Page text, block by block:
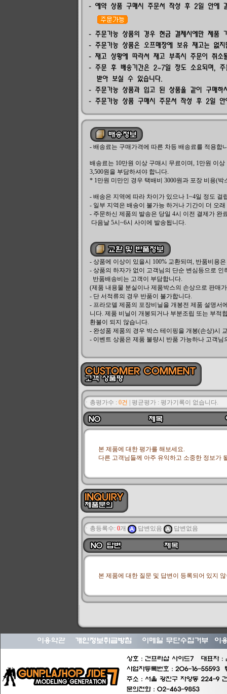
- 배송료는 구매가격에 따른 차등 배송료를 적용합
배송료는 10만원 이상 구매시 무료이며, 1만원 이
3,500원을 부담하셔야 합니다.
* 1만원 미만인 경우 택배비 3000원과 포장 비용(
- 배송은 지역에 따라 차이가 있으나 1~4일 정도 걸
- 일부 지역은 배송이 불가능 하거나 기간이 더 오
- 주문하신 제품의 발송은 당일 4시 이전 결제가
다음날 5시~6시 사이에 발송됩니다.
- 상품에 이상이 있을시 100% 교환되며, 반품비용
- 상품의 하자가 없이 고객님의 단순 변심등으로
반품배송비는 고객이 부담합니다.
(제품 내용물 분실이나 제품박스의 손상으로 판매
- 단 서적류의 경우 반품이 불가합니다.
- 프라모델 제품의 포장비닐을 개봉전 제품 설명서
니다. 제품 비닐이 개봉되거나 부분조립 또는 부적
환불이 되지 않습니다.
- 완성품 제품의 경우 박스 테이핑을 개봉(손상)시
- 이벤트 상품은 제품 불량시 반품 가능하나 고객
ㆍ총평가수 : 0건 평균평가 : 평가기록이 없습니다.
본 제품에 대한 평가를 해보세요.
다른 고객님들께 아주 유익하고 소중한 정보가
ㆍ총등록수: 0개 답변있음 답변없음
본 제품에 대한 질문 및 답변이 등록되어 있지